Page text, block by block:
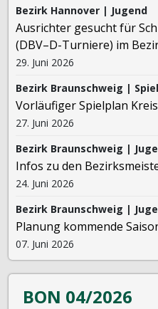
Bezirk Hannover | Jugend
Ausrichter gesucht für
(DBV–D-Turniere) im
29. Juni 2026
Bezirk Braunschweig |
Vorläufiger Spielplan
27. Juni 2026
Bezirk Braunschweig |
Infos zu den
24. Juni 2026
Bezirk Braunschweig |
Planung kommende
07. Juni 2026
BON 04/2026